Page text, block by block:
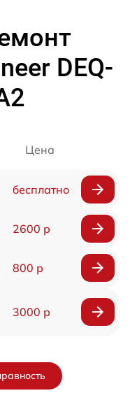
DEQ-
Цена
бесплатно
2600 р
800 р
3000 р